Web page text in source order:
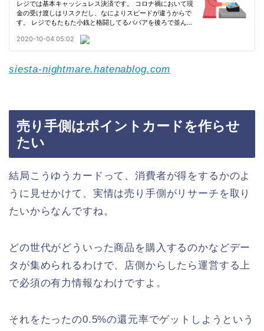
siesta-nightmare.hatenablog.com
売り手側はポイントカードを作らせ
たい
結局こうゆうカードって、消費者が得をするかのよ
うに見せかけて、実情は売り手側がリサーチを取り
たいからなんですね。
どの世代がどういった商品を購入するのかなどデー
タが集められるわけで、店側からしたら運営する上
で必須の有力情報なわけですよ。
それをたったの0.5%の還元率でゲットしようという